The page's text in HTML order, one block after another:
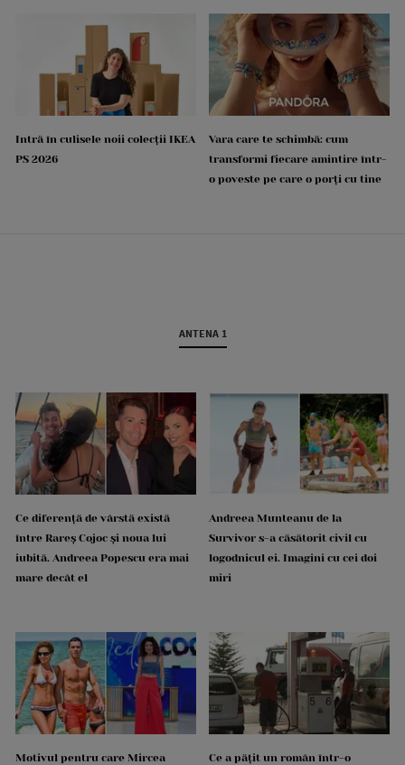
Intră în culisele noii colecții IKEA
PS 2026
Vara care te schimbă: cum
transformi fiecare amintire într-
o poveste pe care o porți cu tine
ANTENA 1
Ce diferență de vârstă există
între Rareș Cojoc și noua lui
iubită. Andreea Popescu era mai
mare decât el
Andreea Munteanu de la
Survivor s-a căsătorit civil cu
logodnicul ei. Imagini cu cei doi
miri
Motivul pentru care Mircea
Ce a pățit un român într-o